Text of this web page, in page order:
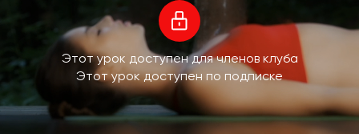
Этот урок доступен для членов клуба
Этот урок доступен по подписке